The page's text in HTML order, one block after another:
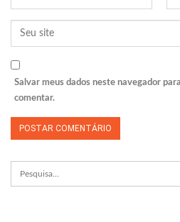
Salvar meus dados neste navegador
comentar.